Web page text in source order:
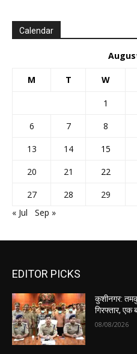
Calendar
M T W
1
6
7 8
13
14 15
20
21 22
27
28 29
« Jul
Sep »
EDITOR PICKS
कुशीनगर:
गिरफ्तार, एक
08/08/2026